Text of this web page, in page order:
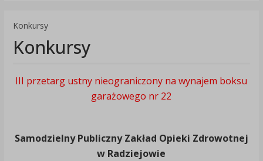
Konkursy
Konkursy
III przetarg ustny nieograniczony na wynajem boksu
garażowego nr 22
Samodzielny Publiczny Zakład Opieki Zdrowotnej
w Radziejowie